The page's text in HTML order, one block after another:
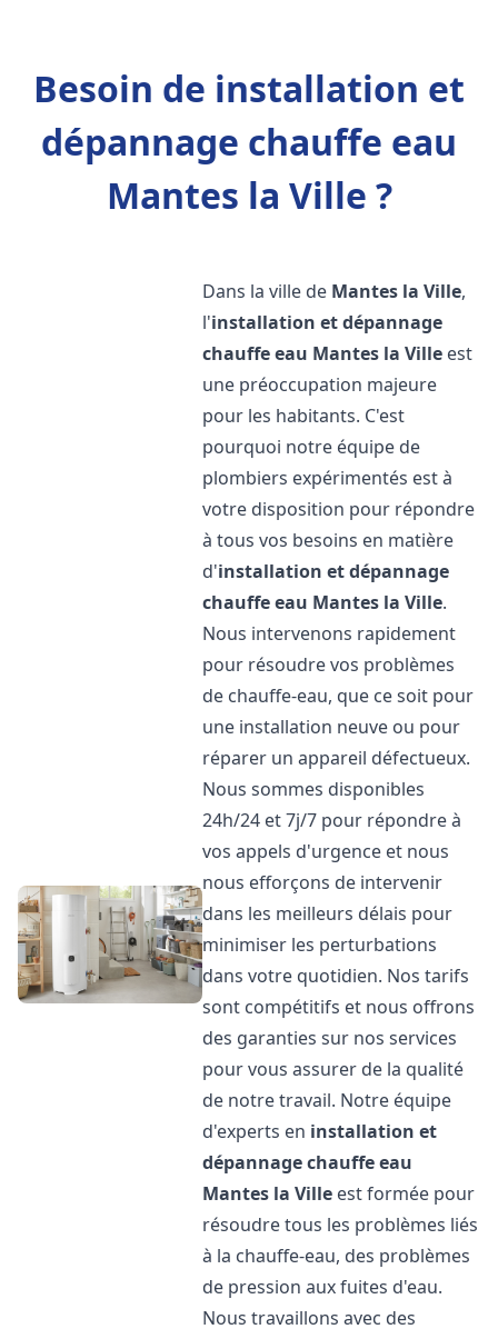
Besoin de installation et
dépannage chauffe eau
Mantes la Ville ?
Dans la ville de Mantes la Ville,
l'installation et dépannage
chauffe eau Mantes la Ville est
une préoccupation majeure
pour les habitants. C'est
pourquoi notre équipe de
plombiers expérimentés est à
votre disposition pour répondre
à tous vos besoins en matière
d'installation et dépannage
chauffe eau Mantes la Ville.
Nous intervenons rapidement
pour résoudre vos problèmes
de chauffe-eau, que ce soit pour
une installation neuve ou pour
réparer un appareil défectueux.
Nous sommes disponibles
24h/24 et 7j/7 pour répondre à
vos appels d'urgence et nous
nous efforçons de intervenir
dans les meilleurs délais pour
minimiser les perturbations
dans votre quotidien. Nos tarifs
sont compétitifs et nous offrons
des garanties sur nos services
pour vous assurer de la qualité
de notre travail. Notre équipe
d'experts en installation et
dépannage chauffe eau
Mantes la Ville est formée pour
résoudre tous les problèmes liés
à la chauffe-eau, des problèmes
de pression aux fuites d'eau.
Nous travaillons avec des